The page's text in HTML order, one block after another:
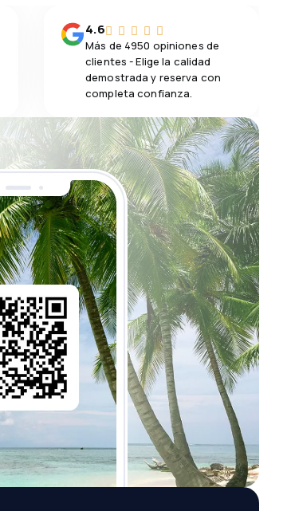
4.6
Más de 4950 opiniones de
clientes - Elige la calidad
demostrada y reserva con
completa confianza.